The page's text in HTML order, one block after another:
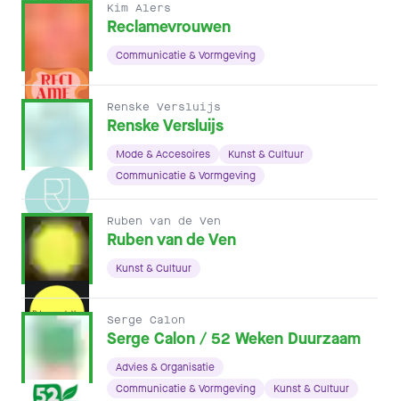
Kim Alers
Reclamevrouwen
Communicatie & Vormgeving
Renske Versluijs
Renske Versluijs
Mode & Accesoires
Kunst & Cultuur
Communicatie & Vormgeving
Ruben van de Ven
Ruben van de Ven
Kunst & Cultuur
Serge Calon
Serge Calon / 52 Weken Duurzaam
Advies & Organisatie
Communicatie & Vormgeving
Kunst & Cultuur